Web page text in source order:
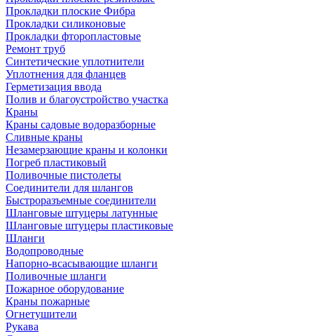
Прокладки плоские Фибра
Прокладки силиконовые
Прокладки фторопластовые
Ремонт труб
Синтетические уплотнители
Уплотнения для фланцев
Герметизация ввода
Полив и благоустройство участка
Краны
Краны садовые водоразборные
Сливные краны
Незамерзающие краны и колонки
Погреб пластиковый
Поливочные пистолеты
Соединители для шлангов
Быстроразъемные соединители
Шланговые штуцеры латунные
Шланговые штуцеры пластиковые
Шланги
Водопроводные
Напорно-всасывающие шланги
Поливочные шланги
Пожарное оборудование
Краны пожарные
Огнетушители
Рукава